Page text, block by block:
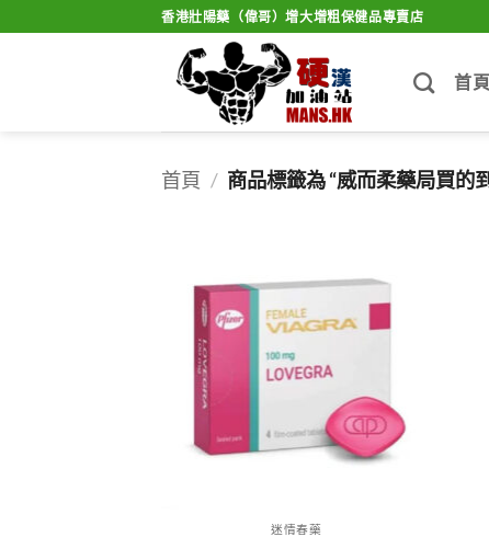
to
香港壯陽藥（偉哥）增大增粗保健品專賣店
首頁
首頁 / 商品標籤為 “威而柔藥局買的
迷情春藥